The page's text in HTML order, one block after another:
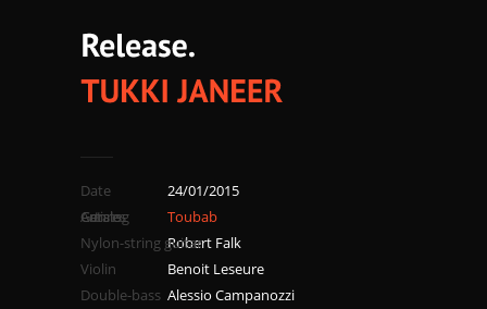
Date
24/01/2015
Catalog
Genres
Artists
Toubab
Nylon-string guitarRobert Falk
Violin
Benoit Leseure
Double-bass Alessio Campanozzi